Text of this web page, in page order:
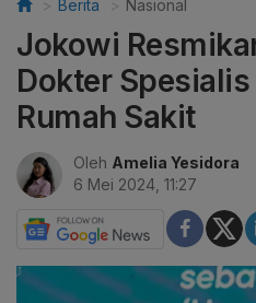
Berita Nasional
Jokowi
Dokter
Rumah Sakit
Oleh Amelia Yesidora
6 Mei 2024, 11:27